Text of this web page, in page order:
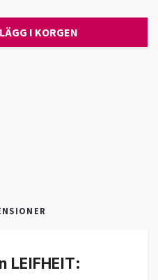
LÄGG I KORGEN
LEIFHEIT: